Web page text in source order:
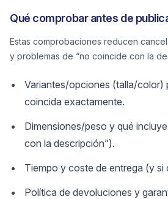
Qué comprobar antes de
Estas comprobaciones reducen
y problemas de “no coincide con la
Variantes/opciones (talla/color)
coincida exactamente.
Dimensiones/peso y qué
con la descripción”).
Tiempo y coste de entrega (y si
Política de devoluciones y